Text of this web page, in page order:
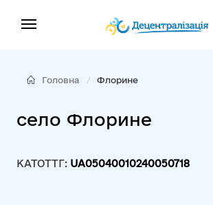
Головна Флорине
село Флорине
КАТОТТГ: UA05040010240050718